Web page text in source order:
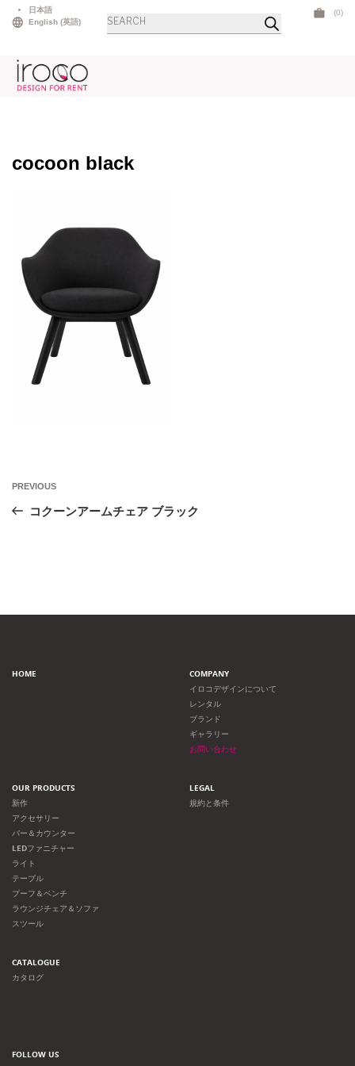
日本語
English (英語)
商
品
(0)
cocoon black
投
稿
ゲ
シ
Previous
PREVIOUS
コクーンアームチェア ブラック
HOME
COMPANY
イロコデザインについて
レンタル
ブランド
ギャラリー
お問い合わせ
OUR PRODUCTS
新作
アクセサリー
バー＆カウンター
LEDファニチャー
ライト
テーブル
プーフ＆ベンチ
ラウンジチェア＆ソファ
スツール
LEGAL
規約と条件
CATALOGUE
カタログ
FOLLOW US